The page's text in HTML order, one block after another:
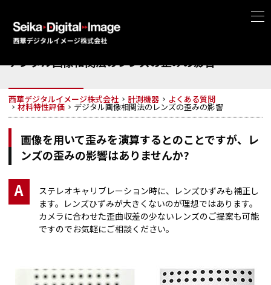
西華デジタルイメージ株式会社 計測機器 よくある質問
材料特性評価 デジタル画像相関法のレンズの歪みの影響
デジタル画像相関法のレンズの歪みの影響
画像を用いて歪みを演算するとのことですが、レ
ンズの歪みの影響はありませんか?
A
ステレオキャリブレーション時に、レンズひずみも補正し
ます。レンズひずみが大きくないのが理想ではあります。
カメラに合わせた歪曲収差の少ないレンズのご提案も可能
ですのでお気軽にご相談ください。